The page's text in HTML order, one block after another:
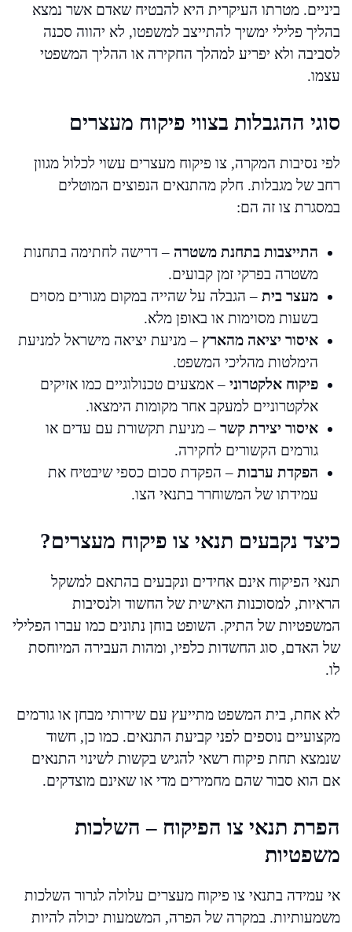
ביניים. מטרתו העיקרית היא להבטיח שאדם אשר נמצא
בהליך פלילי ימשיך להתייצב למשפטו, לא יהווה סכנה
לסביבה ולא יפריע למהלך החקירה או ההליך המשפטי
עצמו.
סוגי ההגבלות בצווי פיקוח מעצרים
לפי נסיבות המקרה, צו פיקוח מעצרים עשוי לכלול מגוון
רחב של מגבלות. חלק מהתנאים הנפוצים המוטלים
במסגרת צו זה הם:
התייצבות בתחנת משטרה – דרישה לחתימה בתחנות
משטרה בפרקי זמן קבועים.
מעצר בית – הגבלה על שהייה במקום מגורים מסוים
בשעות מסוימות או באופן מלא.
איסור יציאה מהארץ – מניעת יציאה מישראל למניעת
הימלטות מהליכי המשפט.
פיקוח אלקטרוני – אמצעים טכנולוגיים כמו אזיקים
אלקטרוניים למעקב אחר מקומות הימצאו.
איסור יצירת קשר – מניעת תקשורת עם עדים או
גורמים הקשורים לחקירה.
הפקדת ערבות – הפקדת סכום כספי שיבטיח את
עמידתו של המשוחרר בתנאי הצו.
כיצד נקבעים תנאי צו פיקוח מעצרים?
תנאי הפיקוח אינם אחידים ונקבעים בהתאם למשקל
הראיות, למסוכנות האישית של החשוד ולנסיבות
המשפטיות של התיק. השופט בוחן נתונים כמו עברו הפלילי
של האדם, סוג החשדות כלפיו, ומהות העבירה המיוחסת
לו.
לא אחת, בית המשפט מתייעץ עם שירותי מבחן או גורמים
מקצועיים נוספים לפני קביעת התנאים. כמו כן, חשוד
שנמצא תחת פיקוח רשאי להגיש בקשות לשינוי התנאים
אם הוא סבור שהם מחמירים מדי או שאינם מוצדקים.
הפרת תנאי צו הפיקוח – השלכות
משפטיות
אי עמידה בתנאי צו פיקוח מעצרים עלולה לגרור השלכות
משמעותיות. במקרה של הפרה, המשמעות יכולה להיות